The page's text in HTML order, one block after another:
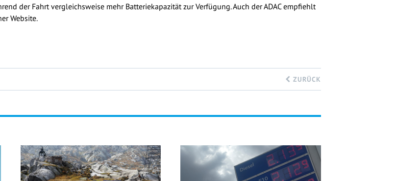
der Fahrt vergleichsweise mehr Batteriekapazität zur Verfügung. Auch der ADAC empfiehlt
Website.
ZURÜCK